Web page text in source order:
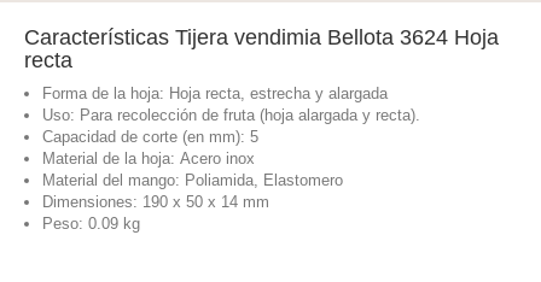
Características Tijera vendimia Bellota 3624 Hoja
recta
Forma de la hoja: Hoja recta, estrecha y alargada
Uso: Para recolección de fruta (hoja alargada y recta).
Capacidad de corte (en mm): 5
Material de la hoja: Acero inox
Material del mango: Poliamida, Elastomero
Dimensiones: 190 x 50 x 14 mm
Peso: 0.09 kg